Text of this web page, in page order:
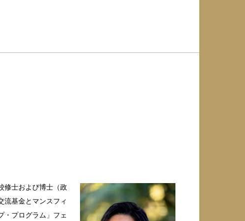
修士および博士（政
流基金とマンスフィ
・プログラム」フェ